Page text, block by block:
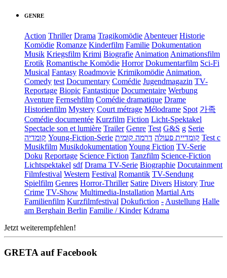
GENRE
Action Thriller Drama Tragikomödie Abenteuer Historie
Komödie Romanze Kinderfilm Familie Dokumentation
Musik Kriegsfilm Krimi Biografie Animation Animationsfilm
Erotik Romantische Komödie Horror Dokumentarfilm Sci-Fi
Musical Fantasy Roadmovie Krimikomödie Animation.
Comedy test Documentary Comédie Jugendmagazin TV-
Reportage Biopic Fantastique Documentaire Werbung
Aventure Fernsehfilm Comédie dramatique Drame
Historienfilm Mystery Court métrage Mélodrame Spot 가족
Comédie documentée Kurzfilm Fiction Licht-Spektakel
Spectacle son et lumière Trailer Genre Test G&S g Serie
קומדיה Young-Fiction-Serie קומדיית פעולה דרמה קומית
Test c
Musikfilm Musikdokumentation Young Fiction TV-Serie
Doku Reportage Science Fiction Tanzfilm Science-Fiction
Lichtspektakel sdf Drama TV-Serie Biographie Docutainment
Filmfestival Western Festival Romantik TV-Sendung
Spielfilm Genres Horror-Thriller Satire Divers History True
Crime TV-Show Multimedia-Installation Martial Arts
Familienfilm Kurzfilmfestival Dokufiction - Austellung Halle
am Berghain Berlin Familie / Kinder Kdrama
Jetzt weiterempfehlen!
GRETA auf Facebook